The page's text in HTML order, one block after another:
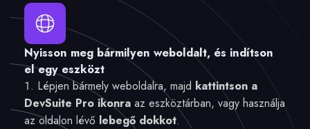
Nyisson meg bármilyen weboldalt, és indítson
el egy eszközt
Lépjen bármely weboldalra, majd kattintson a
DevSuite Pro ikonra az eszköztárban, vagy használja
az oldalon lévő lebegő dokkot.